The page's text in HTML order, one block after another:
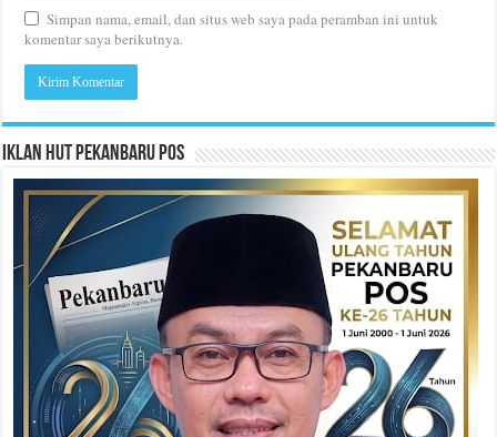
Simpan nama, email, dan situs web saya pada peramban ini untuk
komentar saya berikutnya.
Iklan HUT Pekanbaru Pos